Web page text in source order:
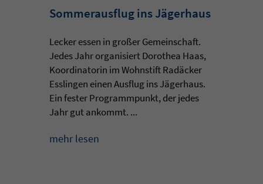
Sommerausflug ins Jägerhaus
Lecker essen in großer Gemeinschaft.
Jedes Jahr organisiert Dorothea Haas,
Koordinatorin im Wohnstift Radäcker
Esslingen einen Ausflug ins Jägerhaus.
Ein fester Programmpunkt, der jedes
Jahr gut ankommt. ...
mehr lesen